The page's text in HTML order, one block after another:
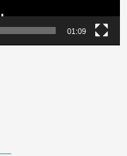
01:09